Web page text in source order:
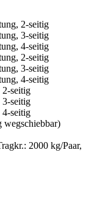
2-seitig
3-seitig
4-seitig
2-seitig
3-seitig
4-seitig
2-seitig
3-seitig
4-seitig
wegschiebbar)
2000 kg/Paar,